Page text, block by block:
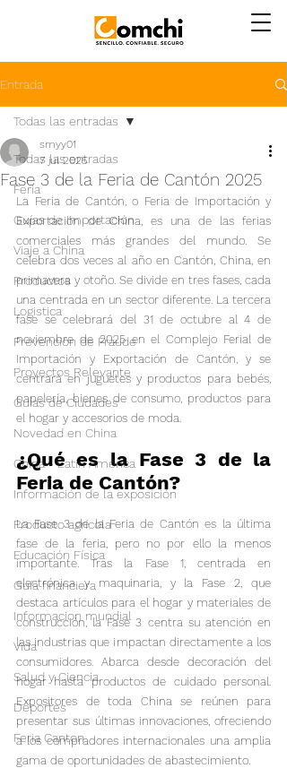
Entrada
Todas las entradas
Feria
Guías de Importación
Viaje a China
Productos
Logistica
Prevención de Fraude
Proyectos Relevante
Guías de Ciudades
Novedad en China
China - Latin América
Información de la exposición
Producto agrícola
Educación Física
Guía financiera
Informacion mundial
Vida
Salud y Ciencia
Deportes
Feria Canton
Todas las entradas
Fase 3 de la Feria de Cantón 2025
smyy01
7 jul 2025
La Feria de Cantón, o Feria de Importación y
Exportación de China, es una de las ferias
comerciales más grandes del mundo. Se
celebra dos veces al año en Cantón, China, en
primavera y otoño. Se divide en tres fases, cada
una centrada en un sector diferente. La tercera
fase se celebrará del 31 de octubre al 4 de
noviembre de 2025 en el Complejo Ferial de
Importación y Exportación de Cantón, y se
centrará en juguetes y productos para bebés,
papelería, bienes de consumo, productos para
el hogar y accesorios de moda.
¿Qué es la Fase 3 de la
Feria de Cantón?
La Fase 3 de la Feria de Cantón es la última
fase de la feria, pero no por ello la menos
importante. Tras la Fase 1, centrada en
electrónica y maquinaria, y la Fase 2, que
destaca artículos para el hogar y materiales de
construcción, la Fase 3 centra su atención en
las industrias que impactan directamente a los
consumidores. Abarca desde decoración del
hogar hasta productos de cuidado personal.
Expositores de toda China se reúnen para
presentar sus últimas innovaciones, ofreciendo
a los compradores internacionales una amplia
gama de oportunidades de abastecimiento.